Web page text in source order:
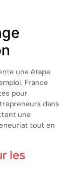
une étape
France
pour
dans
une
tout en
les